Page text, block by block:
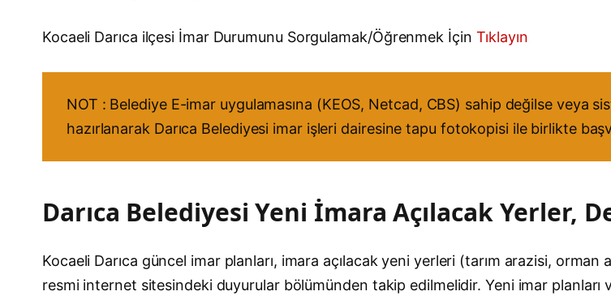
Kocaeli Darıca ilçesi İmar Durumunu Sorgulamak/Öğrenmek İçin Tıklayın
NOT : Belediye E-imar uygulamasına (KEOS, Netcad, CBS) sahip değilse veya
hazırlanarak Darıca Belediyesi imar işleri dairesine tapu fotokopisi ile birlikte
Darıca Belediyesi Yeni İmara Açılacak Yerler,
Kocaeli Darıca güncel imar planları, imara açılacak yeni yerleri (tarım arazisi,
resmi internet sitesindeki duyurular bölümünden takip edilmelidir. Yeni imar planları